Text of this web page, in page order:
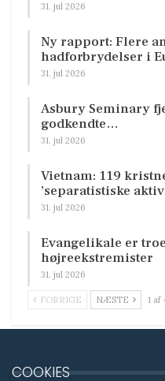
31. jul 2026
Ny rapport: Flere
hadforbrydelser i
31. jul 2026
Asbury Seminary
godkendte…
31. jul 2026
Vietnam: 119
’separatistiske
31. jul 2026
Evangelikale er
højreekstremister
31. jul 2026
FORRIGE NÆSTE 1 af
COOKIES